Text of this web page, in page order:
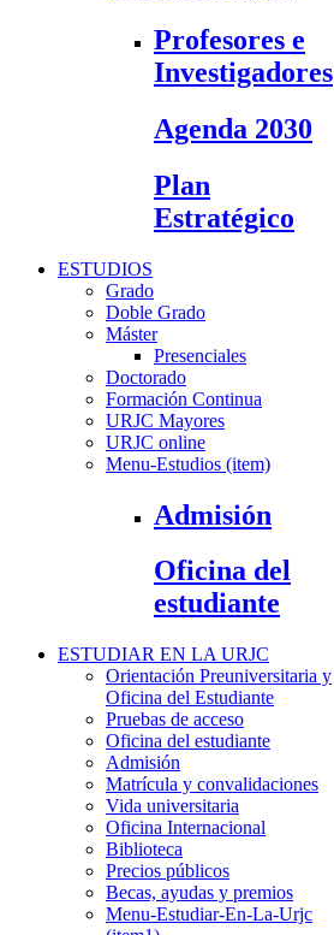
Profesores e
Investigadores
Agenda 2030
Plan
Estratégico
ESTUDIOS
Grado
Doble Grado
Máster
Presenciales
Doctorado
Formación Continua
URJC Mayores
URJC online
Menu-Estudios (item)
Admisión
Oficina del
estudiante
ESTUDIAR EN LA URJC
Orientación Preuniversitaria y
Oficina del Estudiante
Pruebas de acceso
Oficina del estudiante
Admisión
Matrícula y convalidaciones
Vida universitaria
Oficina Internacional
Biblioteca
Precios públicos
Becas, ayudas y premios
Menu-Estudiar-En-La-Urjc